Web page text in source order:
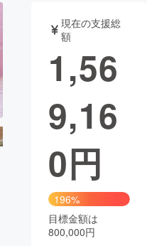
現在の支援総
額
1,56
9,16
0円
196%
目標金額は
800,000円